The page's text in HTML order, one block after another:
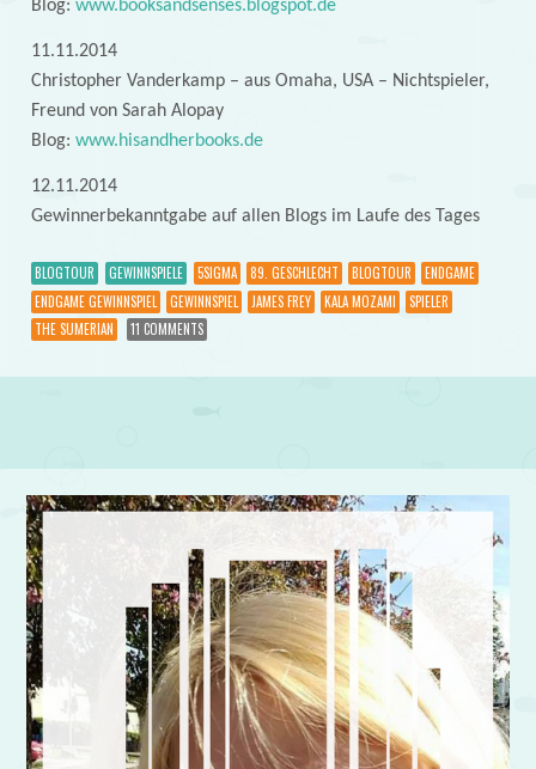
Blog: www.booksandsenses.blogspot.de
11.11.2014
Christopher Vanderkamp – aus Omaha, USA – Nichtspieler,
Freund von Sarah Alopay
Blog: www.hisandherbooks.de
12.11.2014
Gewinnerbekanntgabe auf allen Blogs im Laufe des Tages
BLOGTOUR GEWINNSPIELE 5SIGMA 89. GESCHLECHT BLOGTOUR
ENDGAME
ENDGAME GEWINNSPIEL
GEWINNSPIEL JAMES FREY KALA MOZAMI
SPIELER
THE SUMERIAN
11 COMMENTS
Post navigation